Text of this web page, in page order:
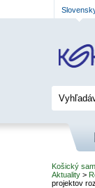
Košický
Aktuality >
projektov